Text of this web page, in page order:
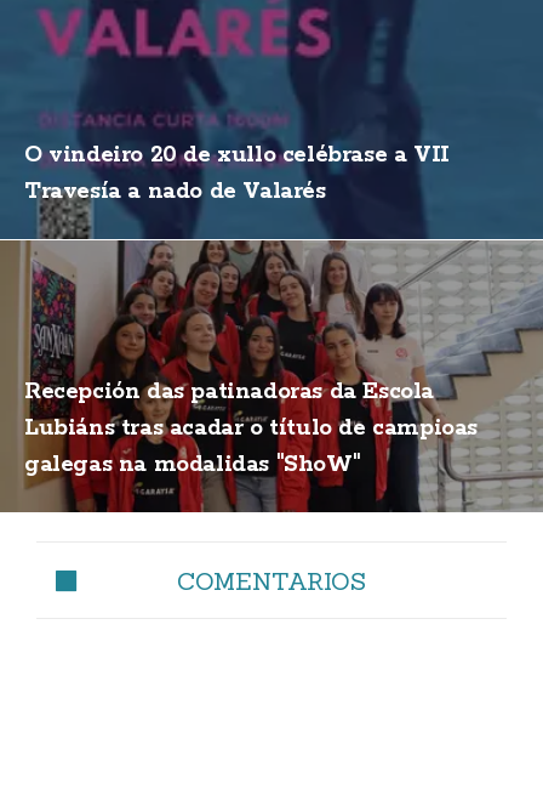
O vindeiro 20 de xullo celébrase a VII
Travesía a nado de Valarés
Recepción das patinadoras da Escola
Lubiáns tras acadar o título de campioas
galegas na modalidas "ShoW"
COMENTARIOS